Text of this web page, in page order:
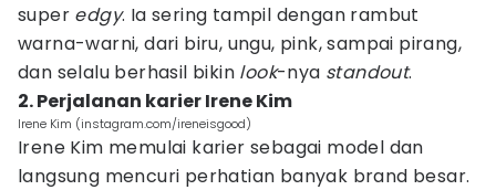
super edgy. Ia sering tampil dengan rambut
warna-warni, dari biru, ungu, pink, sampai pirang,
dan selalu berhasil bikin look-nya standout.
2. Perjalanan karier Irene Kim
Irene Kim (instagram.com/ireneisgood)
Irene Kim memulai karier sebagai model dan
langsung mencuri perhatian banyak brand besar.